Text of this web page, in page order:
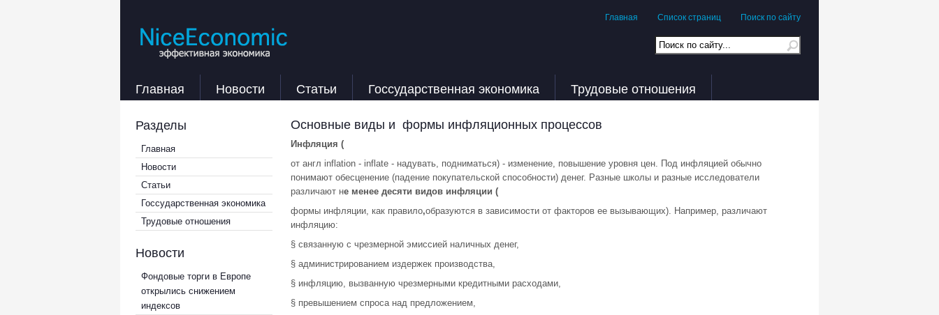
Главная Список страниц Поиск по сайту
Главная Новости Статьи Госсударственная экономика Трудовые отношения
Разделы
Главная
Новости
Статьи
Госсударственная экономика
Трудовые отношения
Новости
Фондовые торги в Европе
открылись снижением
индексов
Основные виды и формы инфляционных процессов
Инфляция (
от англ inflation - inflate - надувать, подниматься) - изменение, повышение уровня цен. Под инфляцией обычно
понимают обесценение (падение покупательской способности) денег. Разные школы и разные исследователи
различают не менее десяти видов инфляции (
формы инфляции, как правило,образуются в зависимости от факторов ее вызывающих). Например, различают
инфляцию:
§ связанную с чрезмерной эмиссией наличных денег,
§ администрированием издержек производства,
§ инфляцию, вызванную чрезмерными кредитными расходами,
§ превышением спроса над предложением,